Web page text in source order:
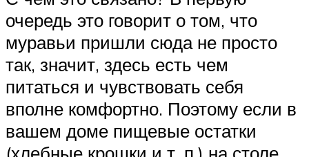
очередь это говорит о том, что
муравьи пришли сюда не просто
так, значит, здесь есть чем
питаться и чувствовать себя
вполне комфортно. Поэтому если в
вашем доме пищевые остатки
(хлебные крошки и т. п.) на столе